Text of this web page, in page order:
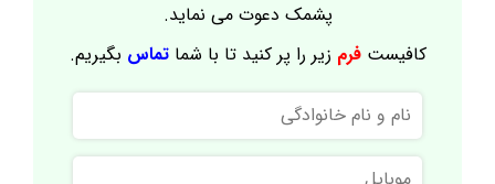
پشمک دعوت می نماید.
کافیستفرم زیر را پر کنید تا با شماتماس بگیریم.
نام
و
نام
خانوادگی
موبایل